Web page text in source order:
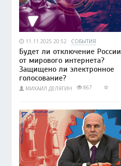
11.11.2025 20:52 СОБЫТИЯ
Будет ли отключение России
от мирового интернета?
Защищено ли электронное
голосование?
МИХАИЛ ДЕЛЯГИН 867